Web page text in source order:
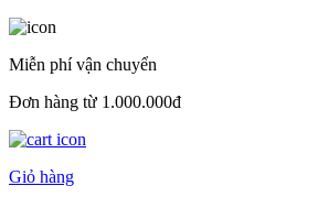
Miễn phí vận chuyển
Đơn hàng từ 1.000.000đ
Giỏ hàng